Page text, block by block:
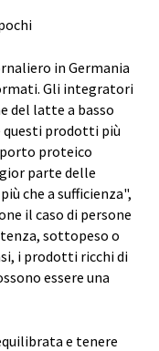
in Germania
Gli integratori
del latte a basso
prodotti più
proteico
parte delle
che a sufficienza",
il caso di persone
sottopeso o
i prodotti ricchi di
essere una
e tenere